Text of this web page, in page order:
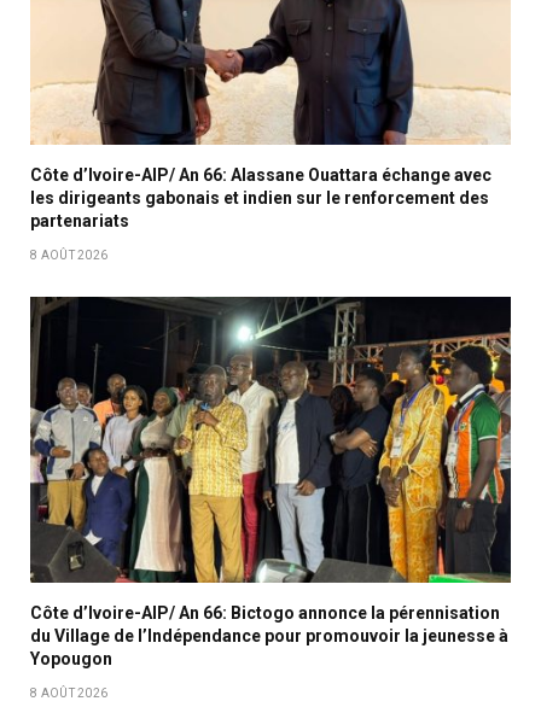
Côte d’Ivoire-AIP/ An 66: Alassane Ouattara échange avec
les dirigeants gabonais et indien sur le renforcement des
partenariats
8 AOÛT 2026
Côte d’Ivoire-AIP/ An 66: Bictogo annonce la pérennisation
du Village de l’Indépendance pour promouvoir la jeunesse à
Yopougon
8 AOÛT 2026